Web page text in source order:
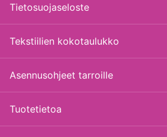
Tietosuojaseloste
Tekstiilien kokotaulukko
Asennusohjeet tarroille
Tuotetietoa